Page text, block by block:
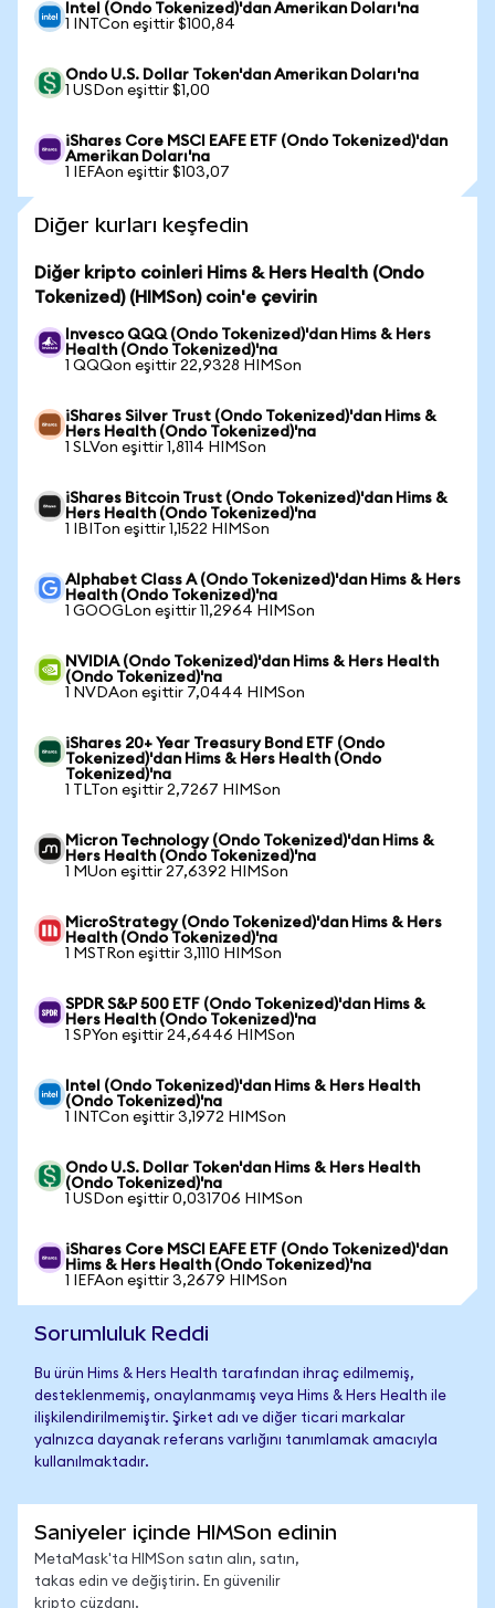
Intel (Ondo Tokenized)'dan Amerikan Doları'na
1 INTCon eşittir $100,84
Ondo U.S. Dollar Token'dan Amerikan Doları'na
1 USDon eşittir $1,00
iShares Core MSCI EAFE ETF (Ondo Tokenized)'dan
Amerikan Doları'na
1 IEFAon eşittir $103,07
Diğer kurları keşfedin
Diğer kripto coinleri Hims & Hers Health (Ondo
Tokenized) (HIMSon) coin'e çevirin
Invesco QQQ (Ondo Tokenized)'dan Hims & Hers
Health (Ondo Tokenized)'na
1 QQQon eşittir 22,9328 HIMSon
iShares Silver Trust (Ondo Tokenized)'dan Hims &
Hers Health (Ondo Tokenized)'na
1 SLVon eşittir 1,8114 HIMSon
iShares Bitcoin Trust (Ondo Tokenized)'dan Hims &
Hers Health (Ondo Tokenized)'na
1 IBITon eşittir 1,1522 HIMSon
Alphabet Class A (Ondo Tokenized)'dan Hims & Hers
Health (Ondo Tokenized)'na
1 GOOGLon eşittir 11,2964 HIMSon
NVIDIA (Ondo Tokenized)'dan Hims & Hers Health
(Ondo Tokenized)'na
1 NVDAon eşittir 7,0444 HIMSon
iShares 20+ Year Treasury Bond ETF (Ondo
Tokenized)'dan Hims & Hers Health (Ondo
Tokenized)'na
1 TLTon eşittir 2,7267 HIMSon
Micron Technology (Ondo Tokenized)'dan Hims &
Hers Health (Ondo Tokenized)'na
1 MUon eşittir 27,6392 HIMSon
MicroStrategy (Ondo Tokenized)'dan Hims & Hers
Health (Ondo Tokenized)'na
1 MSTRon eşittir 3,1110 HIMSon
SPDR S&P 500 ETF (Ondo Tokenized)'dan Hims &
Hers Health (Ondo Tokenized)'na
1 SPYon eşittir 24,6446 HIMSon
Intel (Ondo Tokenized)'dan Hims & Hers Health
(Ondo Tokenized)'na
1 INTCon eşittir 3,1972 HIMSon
Ondo U.S. Dollar Token'dan Hims & Hers Health
(Ondo Tokenized)'na
1 USDon eşittir 0,031706 HIMSon
iShares Core MSCI EAFE ETF (Ondo Tokenized)'dan
Hims & Hers Health (Ondo Tokenized)'na
1 IEFAon eşittir 3,2679 HIMSon
Sorumluluk Reddi
Bu ürün Hims & Hers Health tarafından ihraç edilmemiş,
desteklenmemiş, onaylanmamış veya Hims & Hers Health ile
ilişkilendirilmemiştir. Şirket adı ve diğer ticari markalar
yalnızca dayanak referans varlığını tanımlamak amacıyla
kullanılmaktadır.
Saniyeler içinde HIMSon edinin
MetaMask'ta HIMSon satın alın, satın,
takas edin ve değiştirin. En güvenilir
kripto cüzdanı.